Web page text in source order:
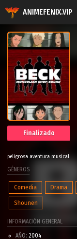
ANIMEFENIX.VIP
Finalizado
peligrosa aventura musical.
GÉNEROS
Comedia Drama
Shounen
INFORMACIÓN GENERAL
AÑO: 2004